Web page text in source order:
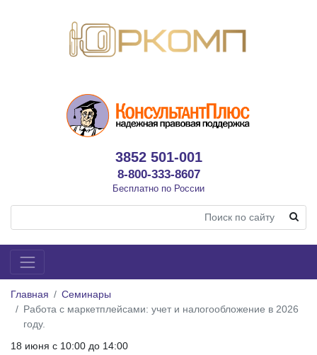
3852 501-001
8-800-333-8607
Бесплатно по России
Главная
Семинары
Работа с маркетплейсами: учет и налогообложение в 2026
году.
18 июня c 10:00 до 14:00